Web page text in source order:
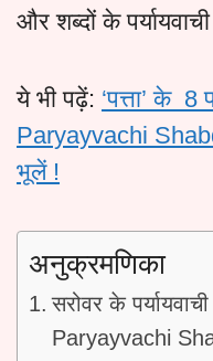
और शब्दों के
ये भी पढ़ें: ‘पत्ता’ के 8
Paryayvachi
भूलें !
अनुक्रमणिका
सरोवर के
Paryayvachi